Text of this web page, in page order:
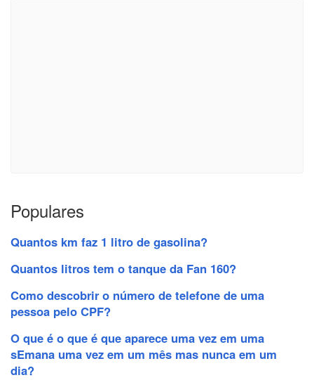
Populares
Quantos km faz 1 litro de gasolina?
Quantos litros tem o tanque da Fan 160?
Como descobrir o número de telefone de uma
pessoa pelo CPF?
O que é o que é que aparece uma vez em uma
sEmana uma vez em um mês mas nunca em um
dia?